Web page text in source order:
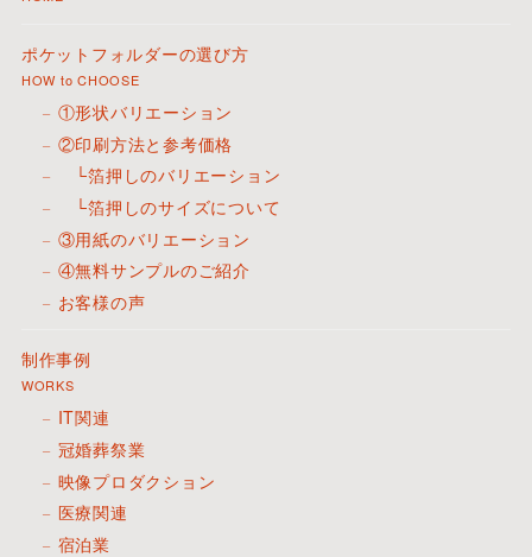
ポケットフォルダーの選び方
HOW to CHOOSE
①形状バリエーション
②印刷方法と参考価格
└箔押しのバリエーション
└箔押しのサイズについて
③用紙のバリエーション
④無料サンプルのご紹介
お客様の声
制作事例
WORKS
IT関連
冠婚葬祭業
映像プロダクション
医療関連
宿泊業